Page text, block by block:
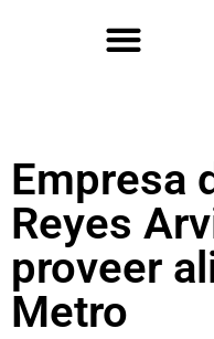
Empresa
Reyes
proveer
Metro